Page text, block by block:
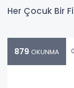
Her Çocuk Bir
879 OKUNMA